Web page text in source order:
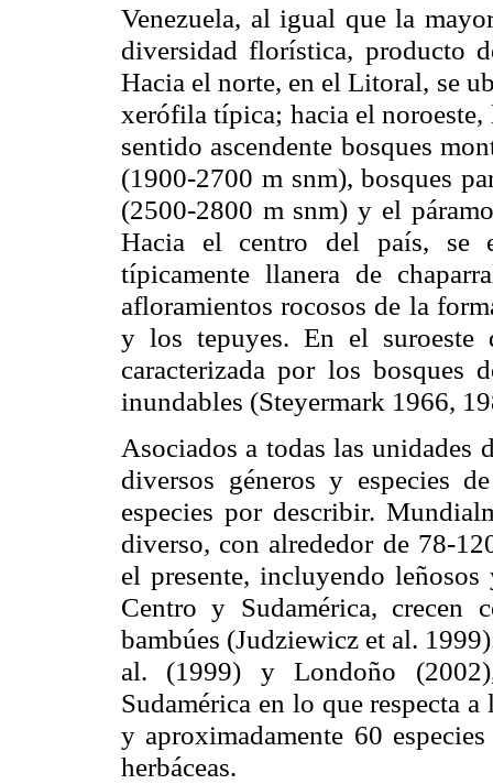
Venezuela, al igual que la
diversidad florística, producto
Hacia el norte, en el Litoral, se
xerófila típica; hacia el noroeste,
sentido ascendente bosques
(1900-2700 m snm), bosques
(2500-2800 m snm) y el
Hacia el centro del país, se
típicamente llanera de
afloramientos rocosos de la
y los tepuyes. En el suroeste
caracterizada por los bosques
inundables (Steyermark 1966,
Asociados a todas las unidades
diversos géneros y especies
especies por describir.
diverso, con alrededor de 78-
el presente, incluyendo
Centro y Sudamérica, crecen
bambúes (Judziewicz et al.
al. (1999) y Londoño
Sudamérica en lo que respecta
y aproximadamente 60
herbáceas.